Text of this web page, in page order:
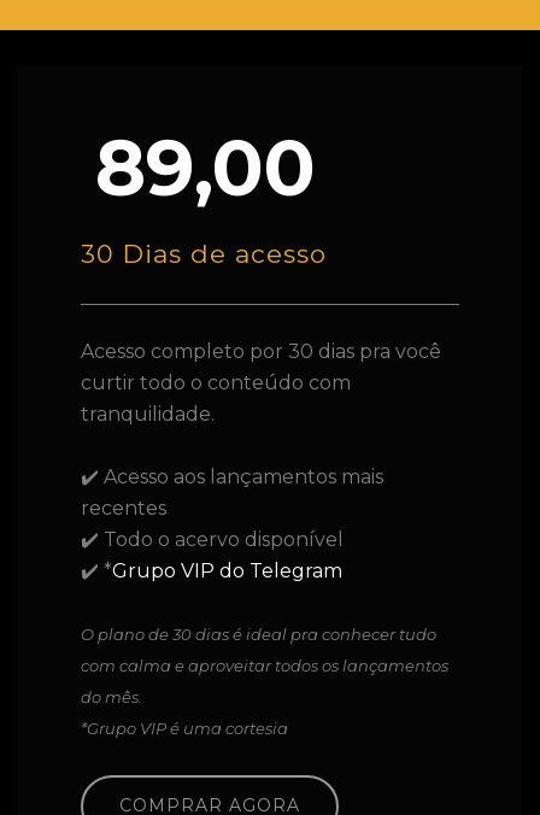
89,00
30 Dias de acesso
Acesso completo por 30 dias pra você
curtir todo o conteúdo com
tranquilidade.
✔️ Acesso aos lançamentos mais
recentes
✔️ Todo o acervo disponível
✔️ *Grupo VIP do Telegram
O plano de 30 dias é ideal pra conhecer tudo
com calma e aproveitar todos os lançamentos
do mês.
*Grupo VIP é uma cortesia
COMPRAR AGORA